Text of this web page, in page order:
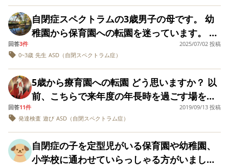
し、小集団の療育を
入れながら、ST.OT
などの個別療育を受
け弱い部分の底上げ
をしていくのか？ 子
供は環境の変化に弱
い部分があり、慣れ
るのに3ヵ月から半年
くらいかかります。
5歳の年長からの環境
の変化は、どちらを
選んでも本人にとっ
ては負担があると思
いますが、楽しく遊
べる場所で本人が気
に入ったり、先生と
の相性が良いと数日
ない息子が、ほかの
園児と手を繋ぎ、目
を合わせて笑い合っ
をふまえて幼稚園に
入園させたのは、今
では親のエゴだった
かもしれないと思っ
ています。 幼稚園で
他の子どもの成長と
う自分にも自己嫌悪
で、参観日が少し怖
くもなりました。 息
子が自分らしくいら
れる小規模保育園
に通えている。大変だけど、幼稚園も工夫し
て頑張ってくれてると言っていました。 私は
今の幼稚園は先生たちも大変な中で良く対応
してくれてると思っていたのですが、心理士
さんのお話を聞いたら、今更ながら違うとこ
ろの方が良かったのか、とりあえず入園だけ
させて面倒な子は登園日数を減らしてしまえ
ば良いと思ってるんじゃないかとか少しスッ
キリしない自分がいます。 現在の幼稚園は園
児が多く、のびのびした幼稚園です。どんな
子でも入園できるような園だと思いここを選
いならやらなくてＯＫ。 教室レイアウトも隣
の教室と壁なしでつながっているので、絵本
を読んでもらう時間でも 隣から楽器演奏がガ
れています。 が、以下の点が気になってお
り、公立幼稚園への転園を考え始めました。
（今の幼稚園の不安な点） ・公立幼稚園に比
べて、人数が多い。（公立：１学年60人 今
の幼稚園だと100人） ・トラブルが起きた
時、興奮した時、クールダウンできる場所が
ない。 ・友だちをたたいた時、先生に諭され
ウロウロ。と幼稚園のカリキュラムはほとん
ど参加出来ておりません。大きなイベントは
欠席や早退をさせてます。 １学期には幼稚園
側から「もう少し登園日数を増やしません
か？」と言われていましたが、２学期には何
も言われなくなりました。 同じ療育のお子さ
んが「いつでも幼稚園に来てよい」と言われ
たと聞いて、通院で休んでしまう分の振替を
した。 又、運動会の参加の方法を相談をした
いと思い、電話したのですが…こちらが食い
す。 幼稚園を酷く嫌がっていて、行く前も、
帰宅後も癇癪や暴力ふるうこともあり、今日
は明日は幼稚園あるか何度も聞いてきて憂鬱
そうです。 友達は出来てきて、帰り園庭では
少しの時間ですが楽しそうに遊ぶのですが、
幼稚園が全部が嫌だそうです…。 300人近く
いる幼稚園で、クラス35人に先生1人です。
先生や園長に発達障害のこと幼稚園嫌がって
いて困っていることを伝えても、何も対応し
てくれません。 園長は感じだけは良いのです
が、特に担任の先生が無関心で冷たい感じで
自閉症スペクトラムの3歳男子の母です。 幼
稚園から保育園への転園を迷っています。 ご
育園では息子の扱いの上手い先生がおられ、
ない小規模園のため卒園。 幼稚園の先生方は
息子の扱いに困っておられるものの、どうに
かしたいと思ってくださる様子も見受けら
れ、話し合いも重ねてやってきました。(ただ
きっぱりと発達障害についてはうちでは見れ
ないから、そこは専門家に任せますのでと園
回答3件
2025/07/02 投稿
0~3歳 先生 ASD（自閉スペクトラム症）
5歳から療育園への転園 どう思いますか？ 以
前、こちらで来年度の年長時を過ごす場をど
のように選択したら良いか？ を質問させて頂
き、ご回答を頂いた方々のアドバイスを参考
たのですが、 先日、発達検査を受けてきまし
回答11件
2019/09/13 投稿
発達検査 遊び ASD（自閉スペクトラム症）
自閉症の子を定型児がいる保育園や幼稚園、
小学校に通わせていらっしゃる方がいました